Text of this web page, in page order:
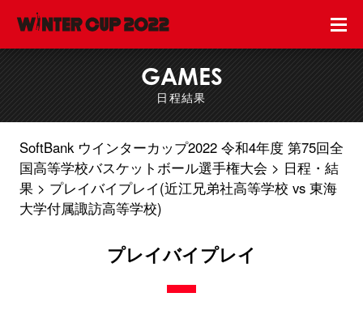
GAMES
日程結果
SoftBank ウインターカップ2022 令和4年度 第75回全
国高等学校バスケットボール選手権大会
日程・結
果
プレイバイプレイ(近江兄弟社高等学校 vs 東海
大学付属諏訪高等学校)
プレイバイプレイ